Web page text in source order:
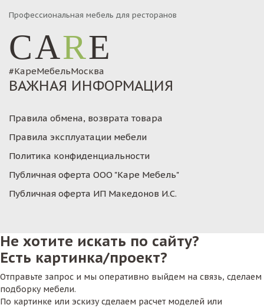
Профессиональная мебель для ресторанов
CARE
#КареМебельМосква
ВАЖНАЯ ИНФОРМАЦИЯ
Правила обмена, возврата товара
Правила эксплуатации мебели
Политика конфиденциальности
Публичная оферта ООО "Каре Мебель"
Публичная оферта ИП Македонов И.С.
Не хотите искать по сайту?
Есть картинка/проект?
Отправьте запрос и мы оперативно выйдем на связь, сделаем
подборку мебели.
По картинке или эскизу сделаем расчет моделей или